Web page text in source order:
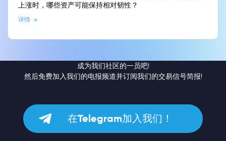
上涨时，哪些资产可能保持相对韧性？
详情
成为我们社区的一员吧!
然后免费加入我们的电报频道并订阅我们的交易信号简报!
在Telegram加入我们！